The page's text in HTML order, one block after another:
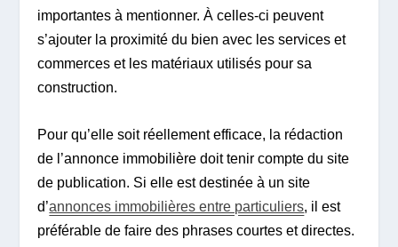
importantes à mentionner. À celles-ci peuvent
s’ajouter la proximité du bien avec les services et
commerces et les matériaux utilisés pour sa
construction.
Pour qu’elle soit réellement efficace, la rédaction
de l’annonce immobilière doit tenir compte du site
de publication. Si elle est destinée à un site
d’annonces immobilières entre particuliers, il est
préférable de faire des phrases courtes et directes.